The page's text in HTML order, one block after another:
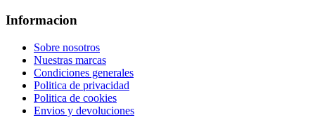
Informacion
Sobre nosotros
Nuestras marcas
Condiciones generales
Politica de privacidad
Politica de cookies
Envios y devoluciones